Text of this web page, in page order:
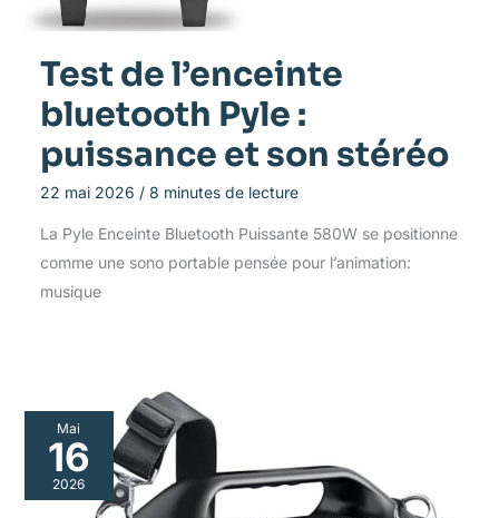
Test de l’enceinte
bluetooth Pyle :
puissance et son stéréo
22 mai 2026 / 8 minutes de lecture
La Pyle Enceinte Bluetooth Puissante 580W se positionne
comme une sono portable pensée pour l’animation:
musique
Mai
16
2026